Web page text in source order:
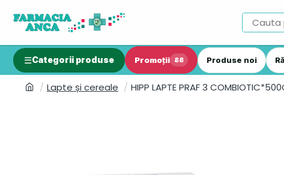
Categorii produse Promoții 88 Produse noi
Lapte și cereale HIPP LAPTE PRAF 3